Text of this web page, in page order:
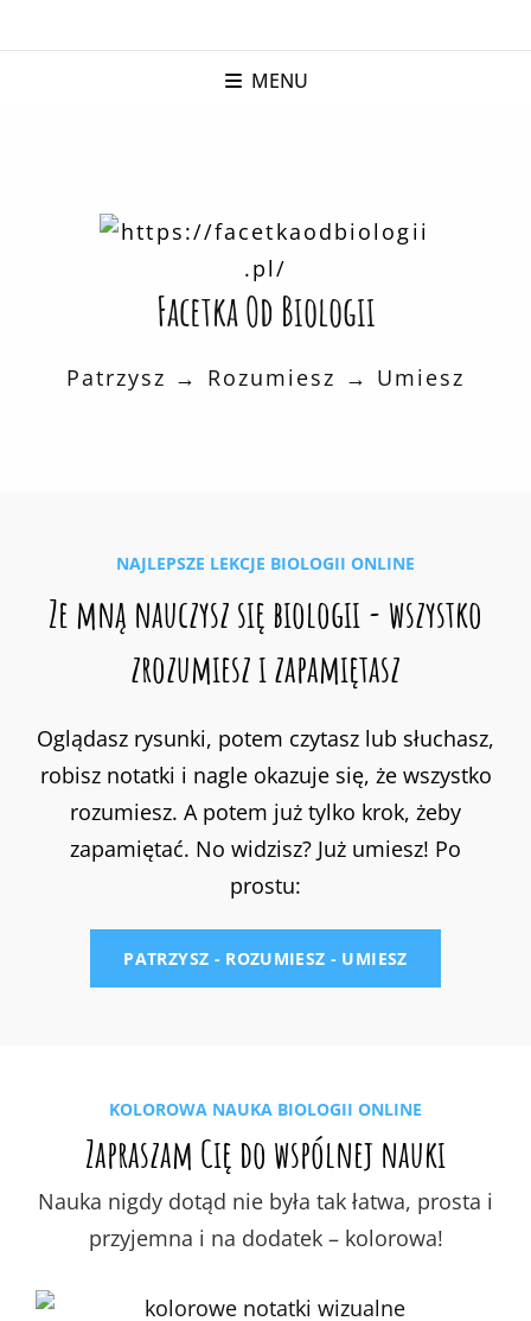
MENU
Facetka Od Biologii
Patrzysz → Rozumiesz → Umiesz
NAJLEPSZE LEKCJE BIOLOGII ONLINE
Ze mną nauczysz się biologii - wszystko
zrozumiesz i zapamiętasz
Oglądasz rysunki, potem czytasz lub słuchasz,
robisz notatki i nagle okazuje się, że wszystko
rozumiesz. A potem już tylko krok, żeby
zapamiętać. No widzisz? Już umiesz! Po
prostu:
PATRZYSZ - ROZUMIESZ - UMIESZ
KOLOROWA NAUKA BIOLOGII ONLINE
Zapraszam Cię do wspólnej nauki
Nauka nigdy dotąd nie była tak łatwa, prosta i
przyjemna i na dodatek – kolorowa!